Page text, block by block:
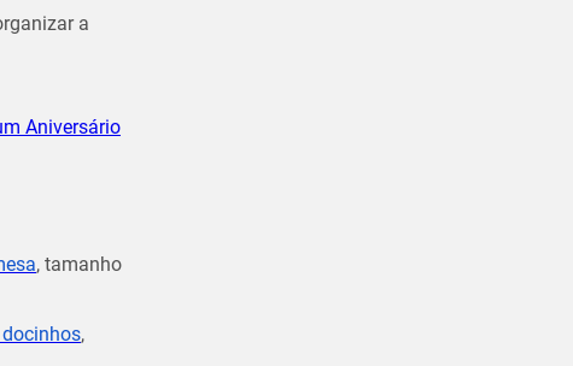
a
Aniversário
, tamanho
,